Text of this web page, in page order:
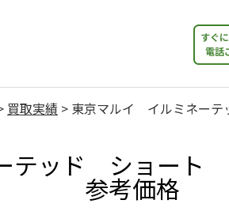
すぐ
電話
買取実績 > 東京マルイ イルミネー
テッド ショート
参考価格